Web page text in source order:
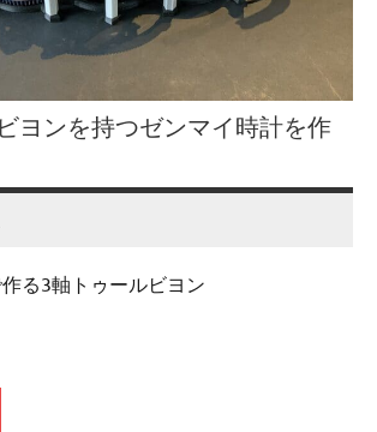
ヨンを持つゼンマイ時計を作
る3軸トゥールビヨン